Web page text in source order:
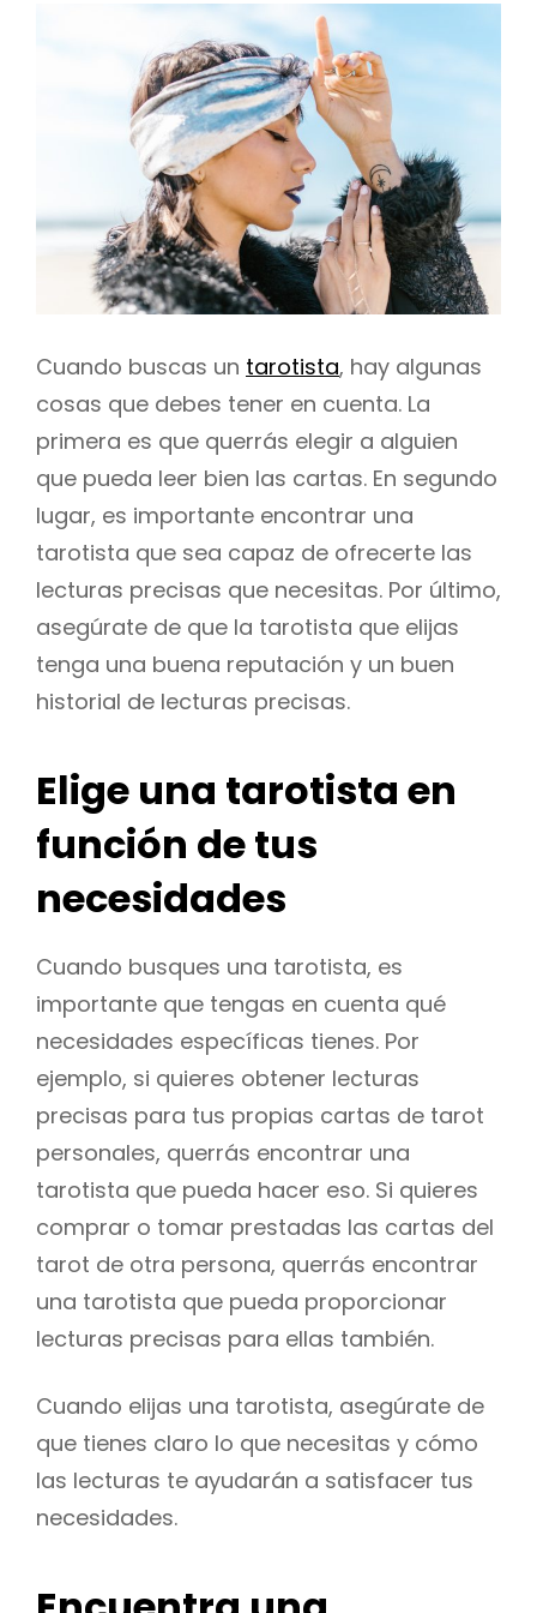
Cuando buscas un tarotista, hay algunas
cosas que debes tener en cuenta. La
primera es que querrás elegir a alguien
que pueda leer bien las cartas. En segundo
lugar, es importante encontrar una
tarotista que sea capaz de ofrecerte las
lecturas precisas que necesitas. Por último,
asegúrate de que la tarotista que elijas
tenga una buena reputación y un buen
historial de lecturas precisas.
Elige una tarotista en
función de tus
necesidades
Cuando busques una tarotista, es
importante que tengas en cuenta qué
necesidades específicas tienes. Por
ejemplo, si quieres obtener lecturas
precisas para tus propias cartas de tarot
personales, querrás encontrar una
tarotista que pueda hacer eso. Si quieres
comprar o tomar prestadas las cartas del
tarot de otra persona, querrás encontrar
una tarotista que pueda proporcionar
lecturas precisas para ellas también.
Cuando elijas una tarotista, asegúrate de
que tienes claro lo que necesitas y cómo
las lecturas te ayudarán a satisfacer tus
necesidades.